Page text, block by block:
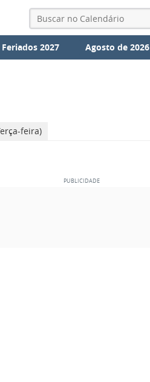
Feriados 2027 Agosto de 2026
feira)